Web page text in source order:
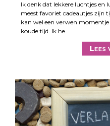
Ik denk dat lekkere luchtjes en
meest favoriet cadeautjes zijn
kan wel een verwen
koude tijd. Ik he…
Lees